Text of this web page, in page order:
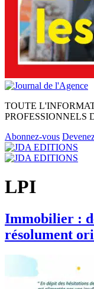
TOUTE
PROFESSIONNELS
Abonnez-vous
LPI
Immobilier :
résolument